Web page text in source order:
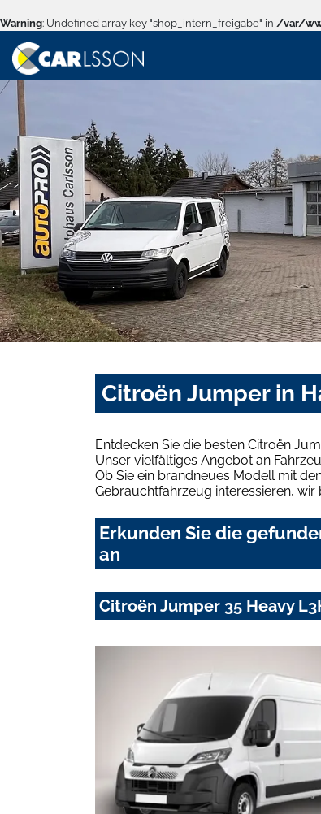
Warning: Undefined array key "shop_intern_freigabe" in /var/
Citroën Jumper in
Entdecken Sie die besten Citroën
Unser vielfältiges Angebot an
Ob Sie ein brandneues Modell mit
Gebrauchtfahrzeug interessieren, wir
Erkunden Sie die
an
Citroën Jumper 35 Heavy